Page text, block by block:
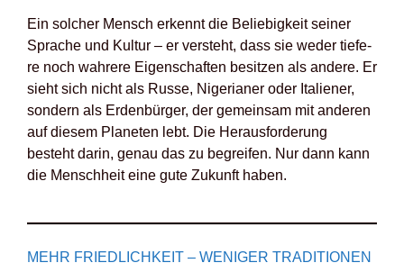
Ein sol­cher Mensch erkennt die Belie­big­keit sei­ner
Spra­che und Kul­tur – er ver­steht, dass sie weder tie­fe­
re noch wah­re­re Eigen­schaf­ten besit­zen als ande­re. Er
sieht sich nicht als Rus­se, Nige­ria­ner oder Ita­lie­ner,
son­dern als Erden­bür­ger, der gemein­sam mit ande­ren
auf die­sem Pla­ne­ten lebt. Die Her­aus­for­de­rung
besteht dar­in, genau das zu begrei­fen. Nur dann kann
die Mensch­heit eine gute Zukunft haben.
MEHR FRIED­LICH­KEIT – WENI­GER TRA­DI­TIO­NEN